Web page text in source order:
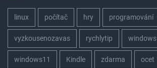
linux počítač hry programování
vyzkousenozavas rychlytip windows
windows11 Kindle zdarma ocet